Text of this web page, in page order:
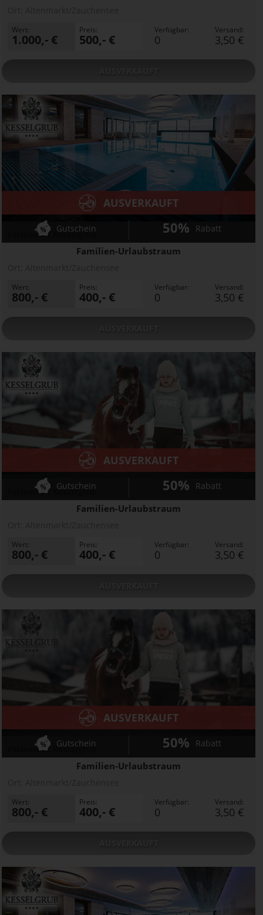
Wert:
1.000,- €
Preis:
500,- €
Verfügbar:
0
Versand:
3,50 €
Ferienwelt Kesselgrub
Familien-Urlaubstraum
AUSVERKAUFT
Gutschein 50% Rabatt
Wert:
800,- €
Preis:
400,- €
Verfügbar:
0
Versand:
3,50 €
Ferienwelt Kesselgrub
Familien-Urlaubstraum
AUSVERKAUFT
Gutschein 50% Rabatt
Wert:
800,- €
Preis:
400,- €
Verfügbar:
0
Versand:
3,50 €
Ferienwelt Kesselgrub
Familien-Urlaubstraum
AUSVERKAUFT
Gutschein 50% Rabatt
Wert:
800,- €
Preis:
400,- €
Verfügbar:
0
Versand:
3,50 €